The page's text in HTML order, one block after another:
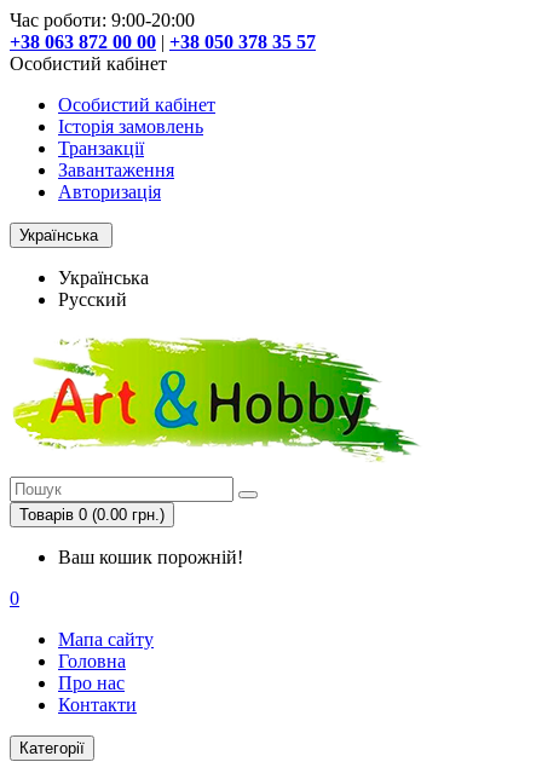
Час роботи: 9:00-20:00
+38 063 872 00 00 | +38 050 378 35 57
Особистий кабінет
Особистий кабінет
Історія замовлень
Транзакції
Завантаження
Авторизація
Українська
Українська
Русский
Товарів 0 (0.00 грн.)
Ваш кошик порожній!
0
Мапа сайту
Головна
Про нас
Контакти
Категорії